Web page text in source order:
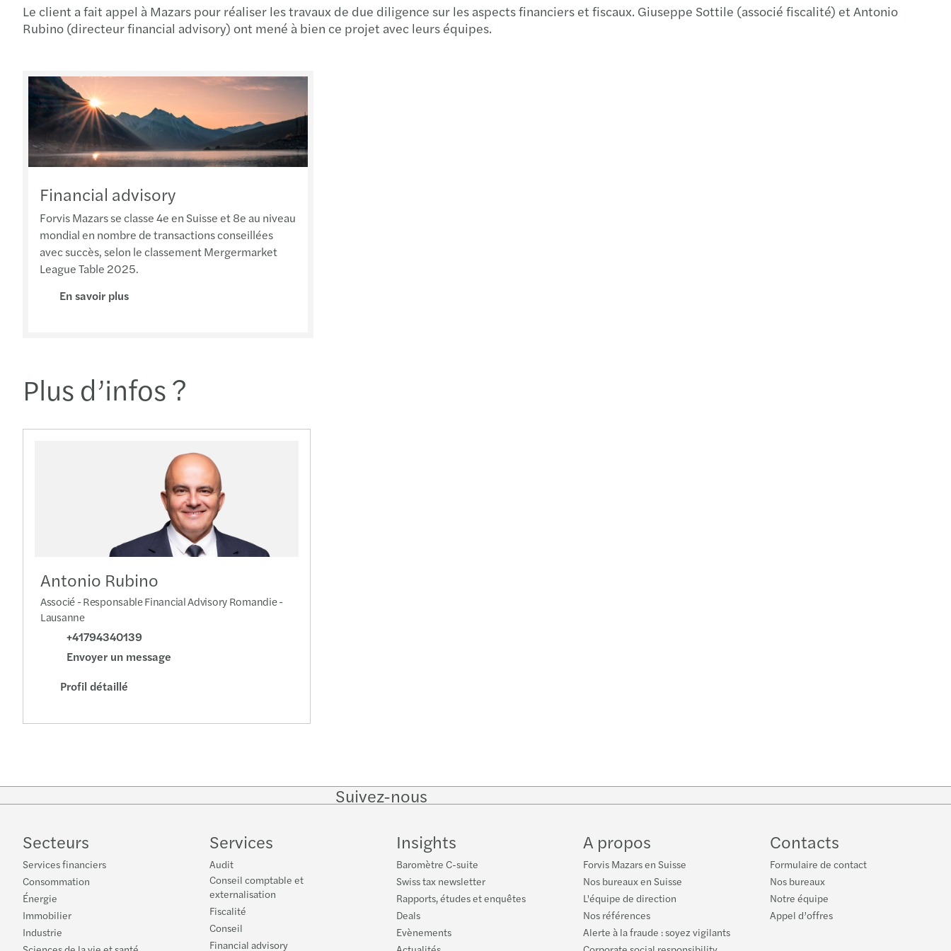
Seconde mise à jour du rapport annuel 2008 / 2009
Le client a fait appel à Mazars pour réaliser les travaux de due diligence sur les aspects financiers et fiscaux. Giuseppe Sottile (associé fiscalité) et Antonio
Rubino (directeur financial advisory) ont mené à bien ce projet avec leurs équipes.
Financial advisory
Forvis Mazars se classe 4e en Suisse et 8e au niveau
mondial en nombre de transactions conseillées
avec succès, selon le classement Mergermarket
League Table 2025.
En savoir plus
Plus d’infos ?
Antonio Rubino
Associé - Responsable Financial Advisory Romandie -
Lausanne
+41794340139
Envoyer un message
Profil détaillé
Suivez-nous
on
on
InstagramFacebook
on
Secteurs
Services financiers
Consommation
Énergie
Immobilier
Industrie
Services
Audit
Conseil comptable et
externalisation
Fiscalité
Conseil
Financial advisory
Insights
Baromètre C-suite
Swiss tax newsletter
Rapports, études et enquêtes
Deals
Evènements
A propos
Forvis Mazars en Suisse
Nos bureaux en Suisse
L'équipe de direction
Nos références
Alerte à la fraude : soyez vigilants
Contacts
Formulaire de contact
Nos bureaux
Notre équipe
Appel d’offres